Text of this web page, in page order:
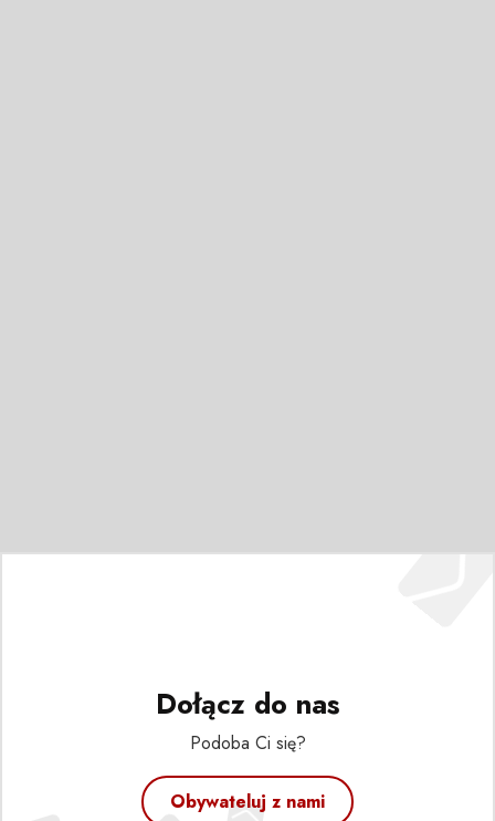
Dołącz do nas
Podoba Ci się?
Obywateluj z nami